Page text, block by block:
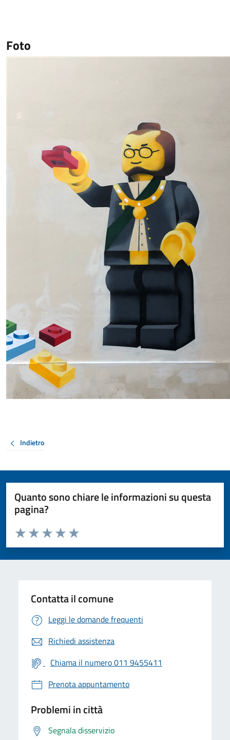
Foto
Indietro
Quanto sono chiare le informazioni su questa
pagina?
Valuta da 1 a 5 stelle la pagina
Valuta 5 stelle su 5
Valuta 4 stelle su 5
Valuta 3 stelle su 5
Valuta 2 stelle su 5
Valuta 1 stelle su 5
Contatta il comune
Leggi le domande frequenti
Richiedi assistenza
Chiama il numero 011 9455411
Prenota appuntamento
Problemi in città
Segnala disservizio